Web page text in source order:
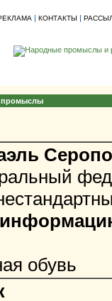
| КОНТАКТЫ |
промыслы
обувь